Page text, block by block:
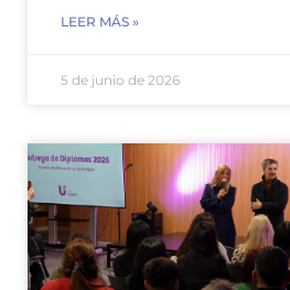
LEER MÁS »
5 de junio de 2026